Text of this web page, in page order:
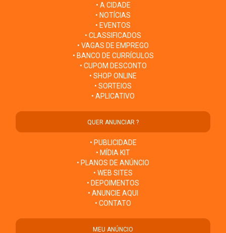
• A CIDADE
• NOTÍCIAS
• EVENTOS
• CLASSIFICADOS
• VAGAS DE EMPREGO
• BANCO DE CURRÍCULOS
• CUPOM DESCONTO
• SHOP ONLINE
• SORTEIOS
• APLICATIVO
QUER ANUNCIAR ?
• PUBLICIDADE
• MÍDIA KIT
• PLANOS DE ANÚNCIO
• WEB SITES
• DEPOIMENTOS
• ANUNCIE AQUI
• CONTATO
MEU ANÚNCIO